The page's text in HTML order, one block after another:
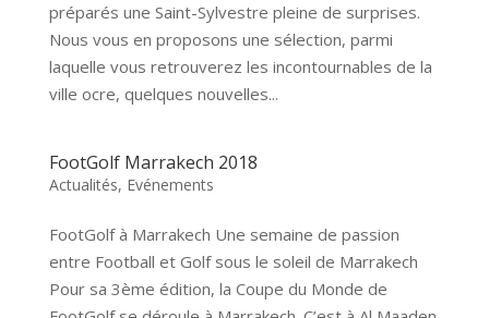
préparés une Saint-Sylvestre pleine de surprises.
Nous vous en proposons une sélection, parmi
laquelle vous retrouverez les incontournables de la
ville ocre, quelques nouvelles...
FootGolf Marrakech 2018
Actualités, Evénements
FootGolf à Marrakech Une semaine de passion
entre Football et Golf sous le soleil de Marrakech
Pour sa 3ème édition, la Coupe du Monde de